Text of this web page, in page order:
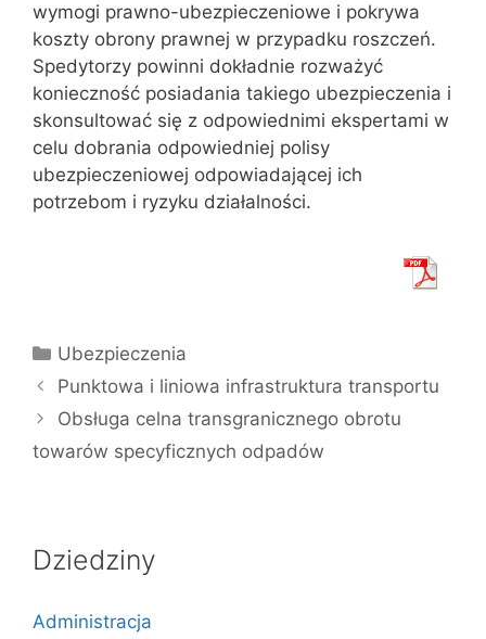
wymogi prawno-ubezpieczeniowe i pokrywa
koszty obrony prawnej w przypadku roszczeń.
Spedytorzy powinni dokładnie rozważyć
konieczność posiadania takiego ubezpieczenia i
skonsultować się z odpowiednimi ekspertami w
celu dobrania odpowiedniej polisy
ubezpieczeniowej odpowiadającej ich
potrzebom i ryzyku działalności.
Kategorie
Ubezpieczenia
Punktowa i liniowa infrastruktura transportu
Obsługa celna transgranicznego obrotu
towarów specyficznych odpadów
Dziedziny
Administracja